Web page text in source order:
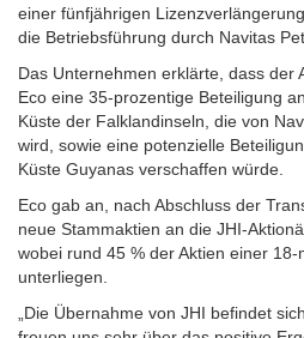
einer fünfjährigen
die Betriebsführung durch Navitas
Das Unternehmen erklärte, dass der
Eco eine 35-prozentige Beteiligung
Küste der Falklandinseln, die von
wird, sowie eine potenzielle
Küste Guyanas verschaffen würde.
Eco gab an, nach Abschluss der
neue Stammaktien an die JHI-
wobei rund 45 % der Aktien einer
unterliegen.
„Die Übernahme von JHI befindet